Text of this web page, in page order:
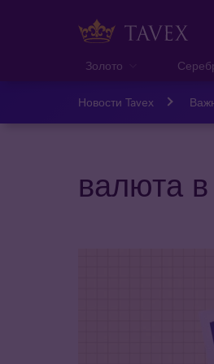
Золото
Новости Tavex
валюта